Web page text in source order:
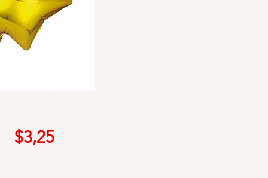
$3,25Precio